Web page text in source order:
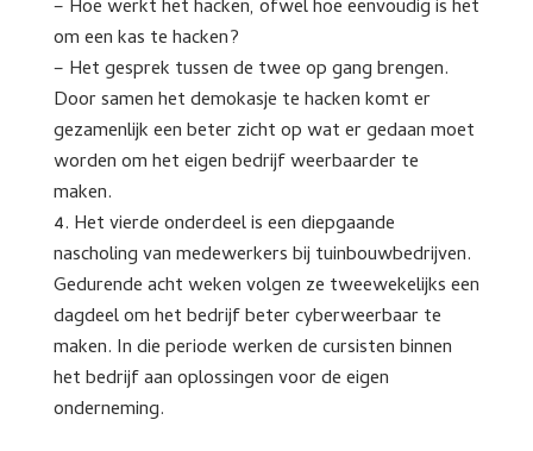
– Hoe werkt het hacken, ofwel hoe eenvoudig is het
om een kas te hacken?
– Het gesprek tussen de twee op gang brengen.
Door samen het demokasje te hacken komt er
gezamenlijk een beter zicht op wat er gedaan moet
worden om het eigen bedrijf weerbaarder te
maken.
Het vierde onderdeel is een diepgaande
nascholing van medewerkers bij tuinbouwbedrijven.
Gedurende acht weken volgen ze tweewekelijks een
dagdeel om het bedrijf beter cyberweerbaar te
maken. In die periode werken de cursisten binnen
het bedrijf aan oplossingen voor de eigen
onderneming.